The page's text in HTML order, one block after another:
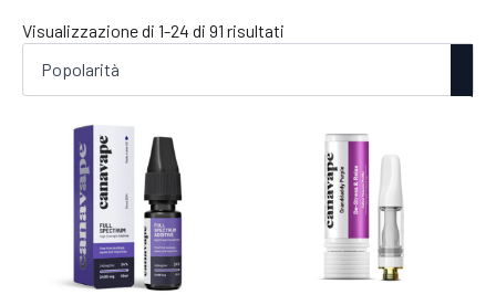
Visualizzazione di 1-24 di 91 risultati